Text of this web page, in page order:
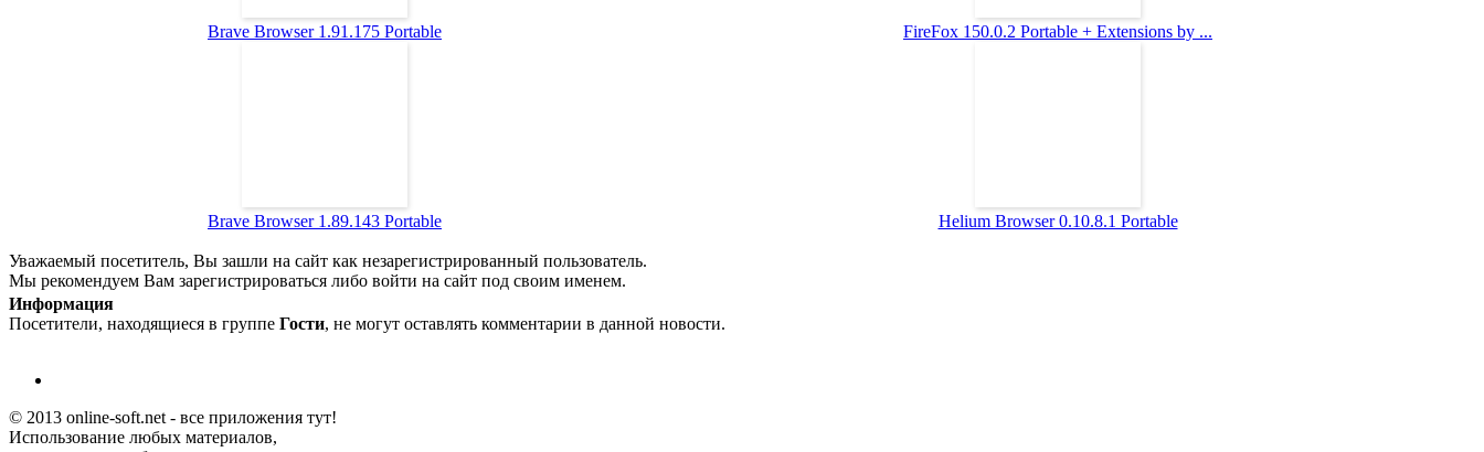
Brave Browser 1.91.175 Portable FireFox 150.0.2 Portable + Extensions by ...
Brave Browser 1.89.143 Portable Helium Browser 0.10.8.1 Portable
Уважаемый посетитель, Вы зашли на сайт как незарегистрированный пользователь.
Мы рекомендуем Вам зарегистрироваться либо войти на сайт под своим именем.
Информация
Посетители, находящиеся в группе Гости, не могут оставлять комментарии в данной новости.
© 2013 online-soft.net - все приложения тут!
Использование любых материалов,